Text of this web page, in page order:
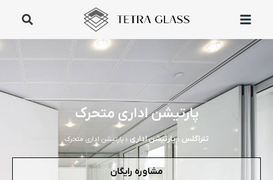
پارتیشن اداری متحرک
تتراگلس »پارتیشن اداری » پارتیشن اداری متحرک
مشاوره رایگان